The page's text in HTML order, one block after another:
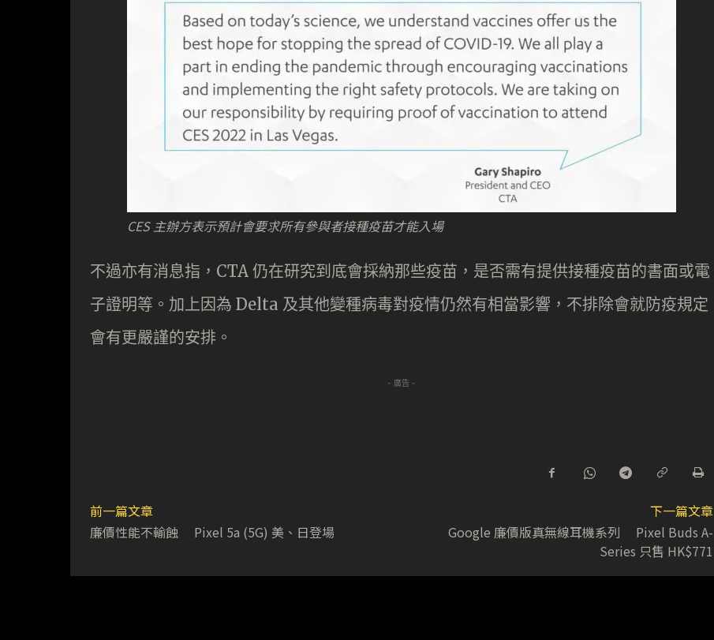
CES 主辦方表示預計會要求所有參與者接種疫苗才能入場
不過亦有消息指，CTA 仍在研究到底會採納那些疫苗，是否需有提供接種疫苗的書面或電
子證明等。加上因為 Delta 及其他變種病毒對疫情仍然有相當影響，不排除會就防疫規定
會有更嚴謹的安排。
- 廣告 -
前一篇文章
廉價性能不輸蝕 Pixel 5a (5G) 美、日登場
下一篇文章
Google 廉價版真無線耳機系列 Pixel Buds A-
Series 只售 HK$771